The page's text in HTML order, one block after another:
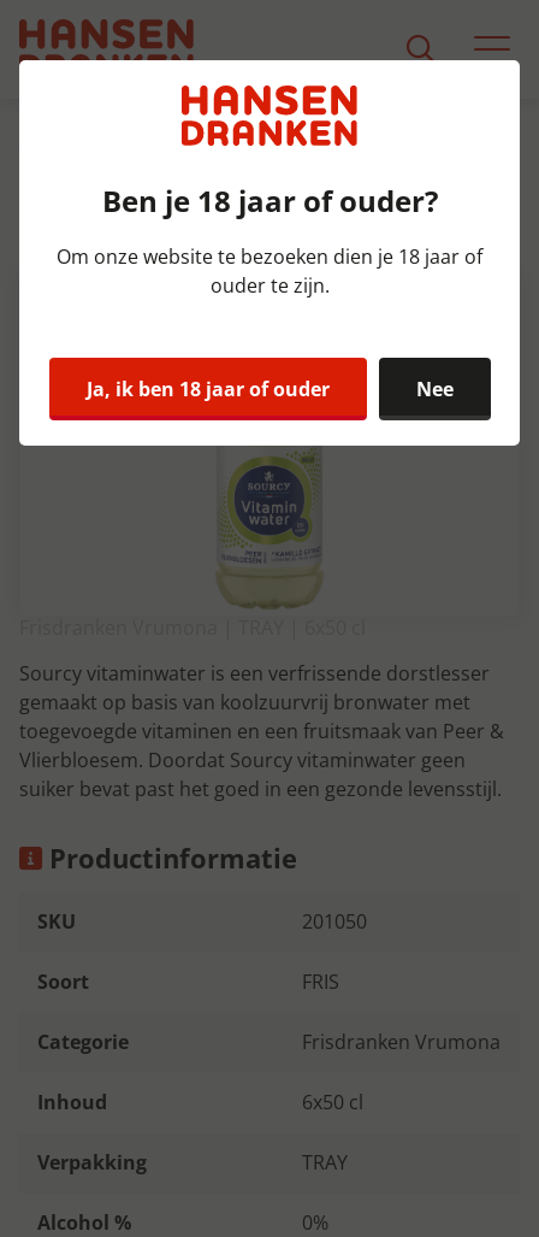
Product Detail
Sourcy Vitamin Peer/Vlierbl. pet
Tray 6x50 cl
Sourcy vitaminwater is een verfrissende dorstlesser
gemaakt op basis van koolzuurvrij bronwater met
toegevoegde vitaminen en een fruitsmaak van Peer &
Vlierbloesem. Doordat Sourcy vitaminwater geen
suiker bevat past het goed in een gezonde levensstijl.
Productinformatie
SKU 201050
Soort FRIS
Categorie Frisdranken Vrumona
Inhoud 6x50 cl
Verpakking TRAY
Alcohol % 0%
Ben je 18 jaar of ouder?
Om onze website te bezoeken dien je 18 jaar of
ouder te zijn.
Ja, ik ben 18 jaar of ouder Nee